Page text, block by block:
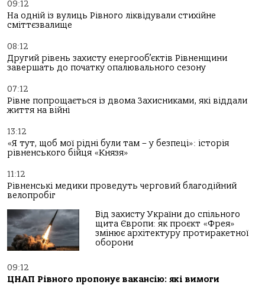
09:12
На одній із вулиць Рівного ліквідували стихійне
сміттєзвалище
08:12
Другий рівень захисту енергооб’єктів Рівненщини
завершать до початку опалювального сезону
07:12
Рівне попрощається із двома Захисниками, які віддали
життя на війні
13:12
«Я тут, щоб мої рідні були там – у безпеці»: історія
рівненського бійця «Князя»
11:12
Рівненські медики проведуть черговий благодійний
велопробіг
Від захисту України до спільного
щита Європи: як проєкт «Фрея»
змінює архітектуру протиракетної
оборони
09:12
ЦНАП Рівного пропонує вакансію: які вимоги